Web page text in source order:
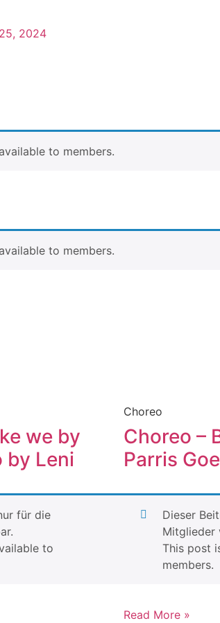
2024
to members.
to members.
we by
by Leni
für die
to
Choreo
Choreo –
Parris
Dieser
Mitglieder
This post
members.
Read More »